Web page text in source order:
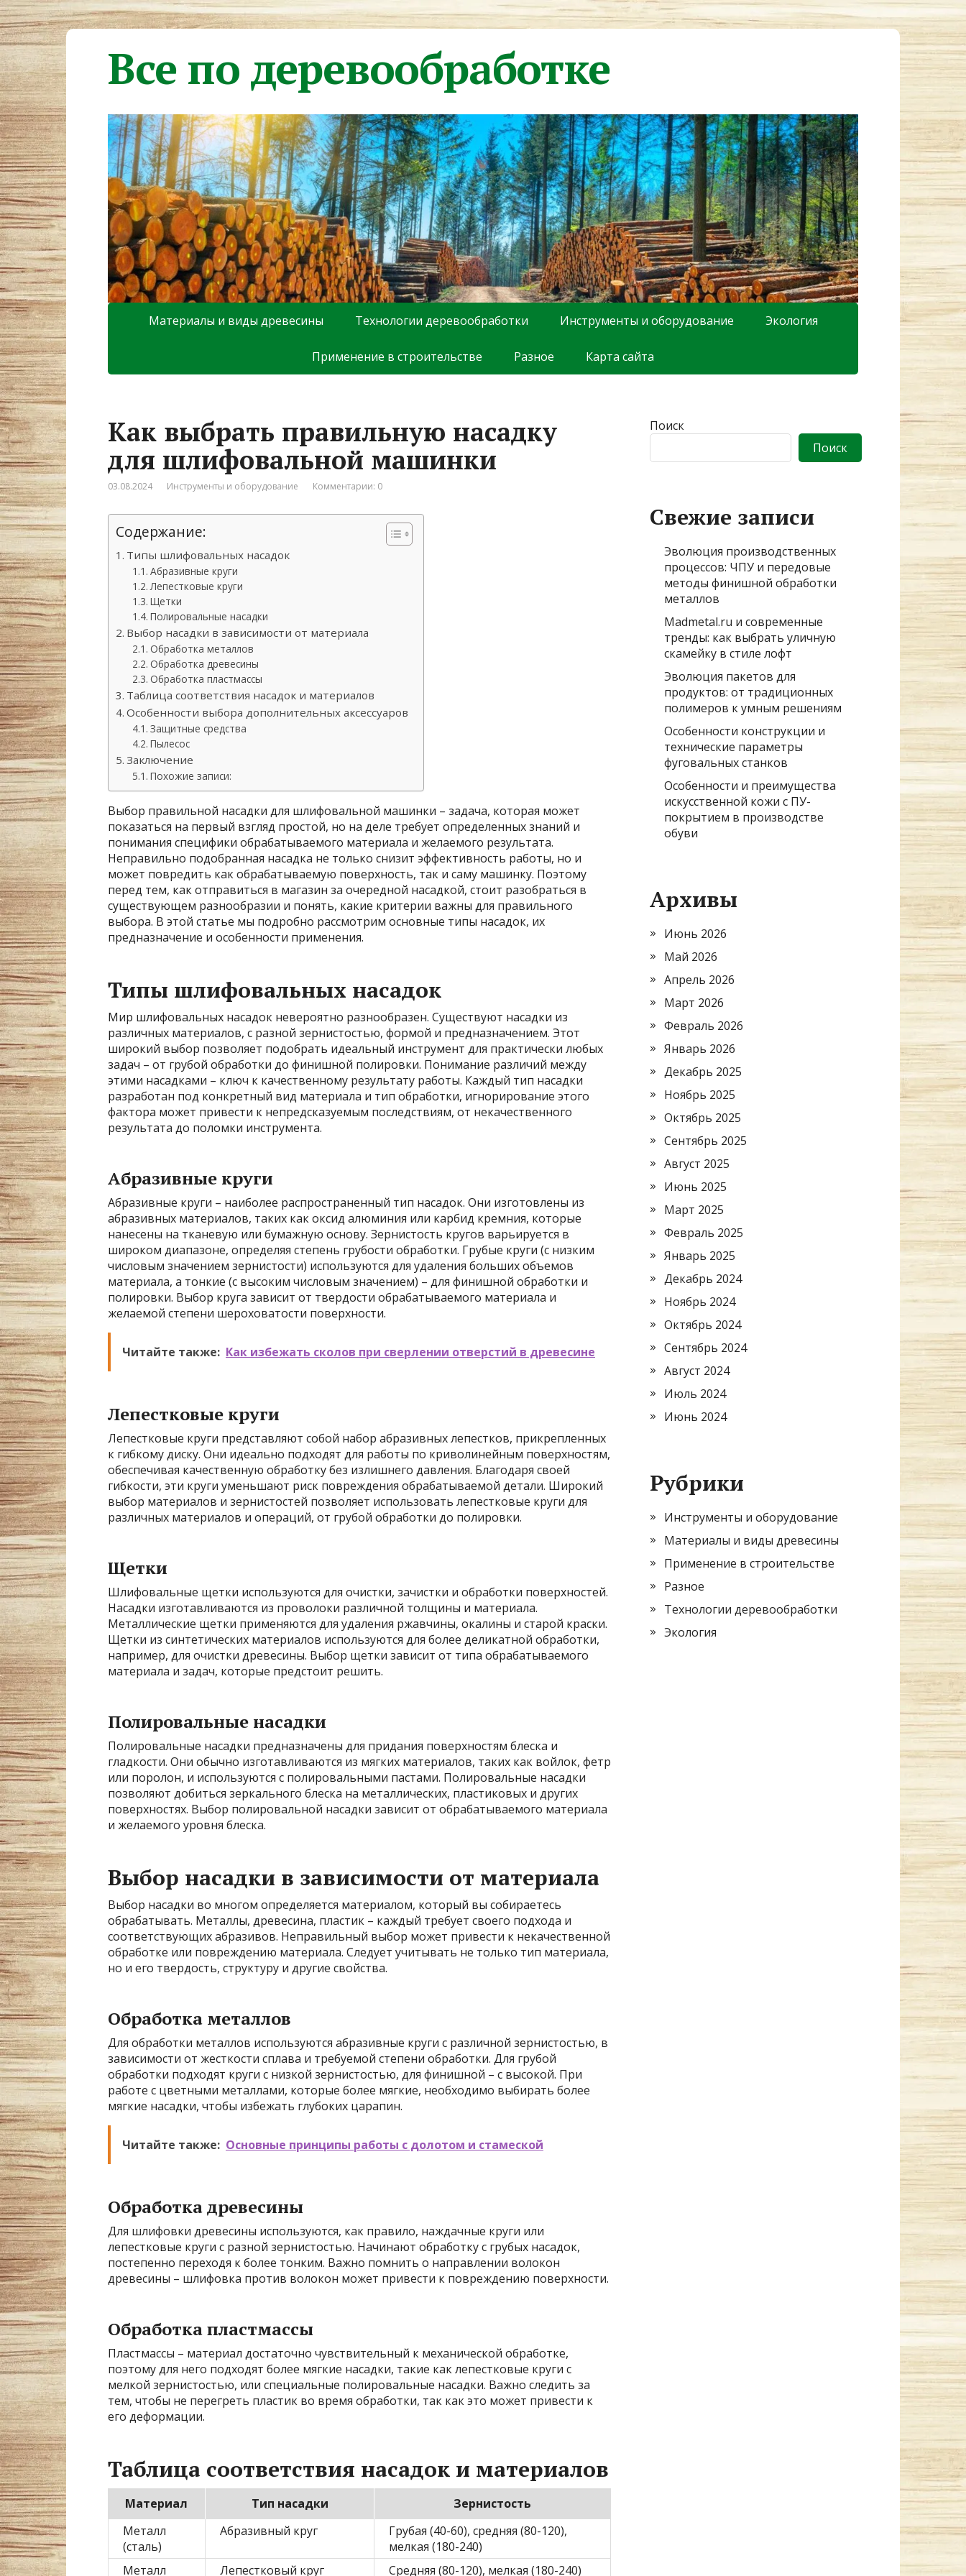
Все по деревообработке
Материалы и виды древесины Технологии деревообработки Инструменты и оборудование Экология
Применение в строительстве Разное Карта сайта
Как выбрать правильную насадку
для шлифовальной машинки
03.08.2024 Инструменты и оборудование Комментарии: 0
Содержание:
Типы шлифовальных насадок
Абразивные круги
Лепестковые круги
Щетки
Полировальные насадки
Выбор насадки в зависимости от материала
Обработка металлов
Обработка древесины
Обработка пластмассы
Таблица соответствия насадок и материалов
Особенности выбора дополнительных аксессуаров
Защитные средства
Пылесос
Заключение
Похожие записи:
Выбор правильной насадки для шлифовальной машинки – задача, которая может
показаться на первый взгляд простой, но на деле требует определенных знаний и
понимания специфики обрабатываемого материала и желаемого результата.
Неправильно подобранная насадка не только снизит эффективность работы, но и
может повредить как обрабатываемую поверхность, так и саму машинку. Поэтому
перед тем, как отправиться в магазин за очередной насадкой, стоит разобраться в
существующем разнообразии и понять, какие критерии важны для правильного
выбора. В этой статье мы подробно рассмотрим основные типы насадок, их
предназначение и особенности применения.
Типы шлифовальных насадок
Мир шлифовальных насадок невероятно разнообразен. Существуют насадки из
различных материалов, с разной зернистостью, формой и предназначением. Этот
широкий выбор позволяет подобрать идеальный инструмент для практически любых
задач – от грубой обработки до финишной полировки. Понимание различий между
этими насадками – ключ к качественному результату работы. Каждый тип насадки
разработан под конкретный вид материала и тип обработки, игнорирование этого
фактора может привести к непредсказуемым последствиям, от некачественного
результата до поломки инструмента.
Абразивные круги
Абразивные круги – наиболее распространенный тип насадок. Они изготовлены из
абразивных материалов, таких как оксид алюминия или карбид кремния, которые
нанесены на тканевую или бумажную основу. Зернистость кругов варьируется в
широком диапазоне, определяя степень грубости обработки. Грубые круги (с низким
числовым значением зернистости) используются для удаления больших объемов
материала, а тонкие (с высоким числовым значением) – для финишной обработки и
полировки. Выбор круга зависит от твердости обрабатываемого материала и
желаемой степени шероховатости поверхности.
Читайте также: Как избежать сколов при сверлении отверстий в древесине
Лепестковые круги
Лепестковые круги представляют собой набор абразивных лепестков, прикрепленных
к гибкому диску. Они идеально подходят для работы по криволинейным поверхностям,
обеспечивая качественную обработку без излишнего давления. Благодаря своей
гибкости, эти круги уменьшают риск повреждения обрабатываемой детали. Широкий
выбор материалов и зернистостей позволяет использовать лепестковые круги для
различных материалов и операций, от грубой обработки до полировки.
Щетки
Шлифовальные щетки используются для очистки, зачистки и обработки поверхностей.
Насадки изготавливаются из проволоки различной толщины и материала.
Металлические щетки применяются для удаления ржавчины, окалины и старой краски.
Щетки из синтетических материалов используются для более деликатной обработки,
например, для очистки древесины. Выбор щетки зависит от типа обрабатываемого
материала и задач, которые предстоит решить.
Полировальные насадки
Полировальные насадки предназначены для придания поверхностям блеска и
гладкости. Они обычно изготавливаются из мягких материалов, таких как войлок, фетр
или поролон, и используются с полировальными пастами. Полировальные насадки
позволяют добиться зеркального блеска на металлических, пластиковых и других
поверхностях. Выбор полировальной насадки зависит от обрабатываемого материала
и желаемого уровня блеска.
Выбор насадки в зависимости от материала
Выбор насадки во многом определяется материалом, который вы собираетесь
обрабатывать. Металлы, древесина, пластик – каждый требует своего подхода и
соответствующих абразивов. Неправильный выбор может привести к некачественной
обработке или повреждению материала. Следует учитывать не только тип материала,
но и его твердость, структуру и другие свойства.
Обработка металлов
Для обработки металлов используются абразивные круги с различной зернистостью, в
зависимости от жесткости сплава и требуемой степени обработки. Для грубой
обработки подходят круги с низкой зернистостью, для финишной – с высокой. При
работе с цветными металлами, которые более мягкие, необходимо выбирать более
мягкие насадки, чтобы избежать глубоких царапин.
Читайте также: Основные принципы работы с долотом и стамеской
Обработка древесины
Для шлифовки древесины используются, как правило, наждачные круги или
лепестковые круги с разной зернистостью. Начинают обработку с грубых насадок,
постепенно переходя к более тонким. Важно помнить о направлении волокон
древесины – шлифовка против волокон может привести к повреждению поверхности.
Обработка пластмассы
Пластмассы – материал достаточно чувствительный к механической обработке,
поэтому для него подходят более мягкие насадки, такие как лепестковые круги с
мелкой зернистостью, или специальные полировальные насадки. Важно следить за
тем, чтобы не перегреть пластик во время обработки, так как это может привести к
его деформации.
Таблица соответствия насадок и материалов
Материал Тип насадки
Зернистость
Металл
(сталь)
Абразивный круг
Грубая (40-60), средняя (80-120),
мелкая (180-240)
Металл
Лепестковый круг Средняя (80-120), мелкая (180-240)
Поиск
Поиск
Свежие записи
Эволюция производственных
процессов: ЧПУ и передовые
методы финишной обработки
металлов
Madmetal.ru и современные
тренды: как выбрать уличную
скамейку в стиле лофт
Эволюция пакетов для
продуктов: от традиционных
полимеров к умным решениям
Особенности конструкции и
технические параметры
фуговальных станков
Особенности и преимущества
искусственной кожи с ПУ-
покрытием в производстве
обуви
Архивы
Июнь 2026
Май 2026
Апрель 2026
Март 2026
Февраль 2026
Январь 2026
Декабрь 2025
Ноябрь 2025
Октябрь 2025
Сентябрь 2025
Август 2025
Июнь 2025
Март 2025
Февраль 2025
Январь 2025
Декабрь 2024
Ноябрь 2024
Октябрь 2024
Сентябрь 2024
Август 2024
Июль 2024
Июнь 2024
Рубрики
Инструменты и оборудование
Материалы и виды древесины
Применение в строительстве
Разное
Технологии деревообработки
Экология